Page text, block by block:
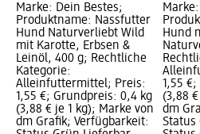
Marke: Dein Bestes;
Produktname: Nassfutter
Hund Naturverliebt Wild
mit Karotte, Erbsen &
Leinöl, 400 g; Rechtliche
Kategorie:
Alleinfuttermittel; Preis:
1,55 €; Grundpreis: 0,4 kg
(3,88 € je 1 kg); Marke von
dm Grafik; Verfügbarkeit:
Hund
1,55
(3,88
dm
Status